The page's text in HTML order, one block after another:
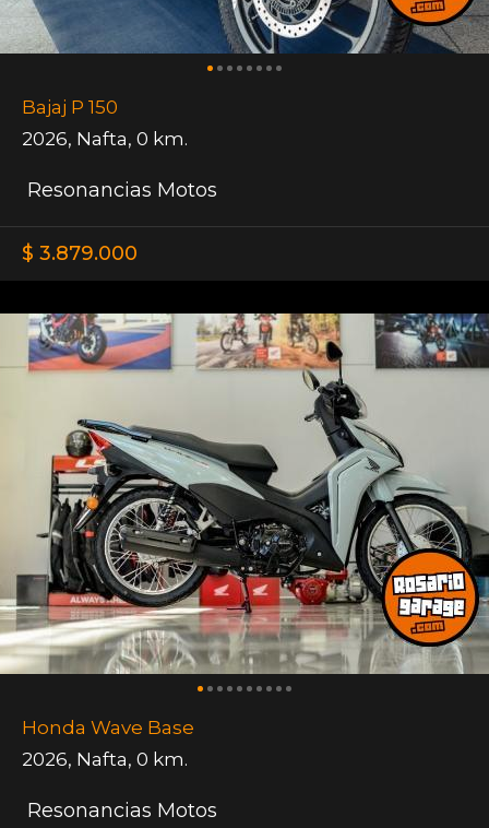
Bajaj P 150
2026, Nafta, 0 km.
Resonancias Motos
$ 3.879.000
Honda Wave Base
2026, Nafta, 0 km.
Resonancias Motos